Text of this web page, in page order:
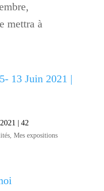
mettra à
| 42
, Mes expositions